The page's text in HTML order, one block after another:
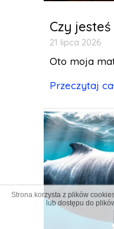
Czy
21 lipca 2026
Oto moja
Przeczytaj
Strona korzysta z plików
lub dostępu do